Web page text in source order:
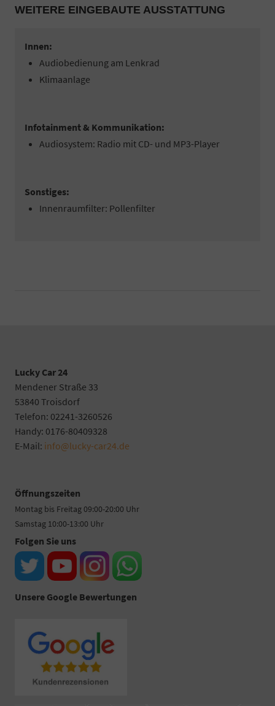
WEITERE EINGEBAUTE AUSSTATTUNG
Innen:
Audiobedienung am Lenkrad
Klimaanlage
Infotainment & Kommunikation:
Audiosystem: Radio mit CD- und MP3-Player
Sonstiges:
Innenraumfilter: Pollenfilter
Lucky Car 24
Mendener Straße 33
53840 Troisdorf
Telefon: 02241-3260526
Handy: 0176-80409328
E-Mail: info@lucky-car24.de
Öffnungszeiten
Montag bis Freitag 09:00-20:00 Uhr
Samstag 10:00-13:00 Uhr
Folgen Sie uns
Unsere Google Bewertungen